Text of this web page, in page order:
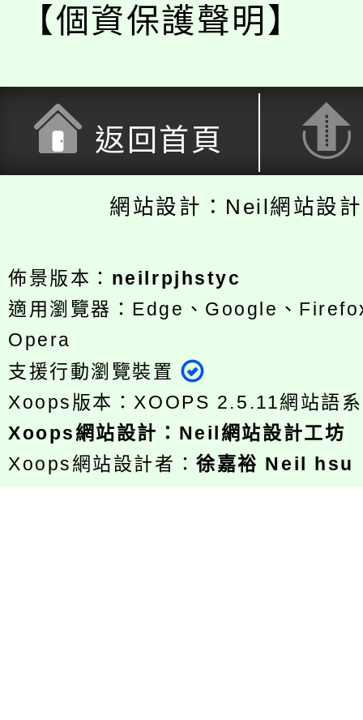
【個資保護聲明】
返回首頁
網站設計：Neil網站設
佈景版本： neilrpjhstyc
適用瀏覽器：Edge、Google、
Opera
支援行動瀏覽裝置
Xoops版本： XOOPS 2.5.11網站語
Xoops網站設計 ： Neil網站設計工坊
Xoops網站設計者：徐嘉裕 Neil hsu